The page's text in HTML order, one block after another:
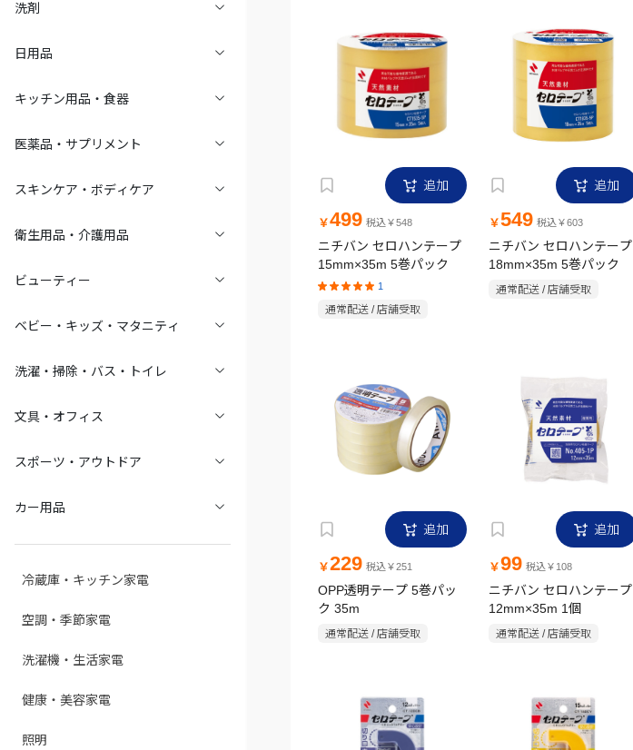
洗剤
日用品
キッチン用品・食器
医薬品・サプリメント
スキンケア・ボディケア
衛生用品・介護用品
ビューティー
ベビー・キッズ・マタニティ
洗濯・掃除・バス・トイレ
文具・オフィス
スポーツ・アウトドア
カー用品
冷蔵庫・キッチン家電
空調・季節家電
洗濯機・生活家電
健康・美容家電
照明
追加
￥499 税込￥548
ニチバン セロハンテープ
15mm×35m 5巻パック
1
通常配送 / 店舗受取
追加
￥549 税込￥603
ニチバン セロハンテープ
18mm×35m 5巻パック
通常配送 / 店舗受取
追加
￥229 税込￥251
OPP透明テープ 5巻パッ
ク 35m
通常配送 / 店舗受取
追加
￥99 税込￥108
ニチバン セロハンテープ
12mm×35m 1個
通常配送 / 店舗受取